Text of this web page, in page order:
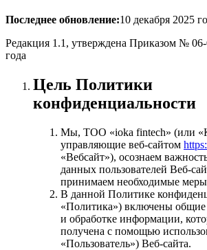
Последнее обновление:10 декабря 2025
Редакция 1.1, утверждена Приказом №
года
Цель Политики
конфиденциальности
Мы, ТОО «ioka fintech» (или
управляющие веб-сайтом
«Вебсайт»), осознаем
данных пользователей Веб-
принимаем необходимые
В данной Политике
«Политика») включены общие
и обработке информации,
получена с помощью
«Пользователь») Веб‑сайта.